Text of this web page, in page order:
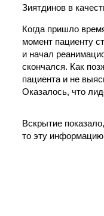
Зиятдинов в
Когда пришло
момент пациенту
и начал
скончался. Как
пациента и не
Оказалось, что
Вскрытие
то эту информацию